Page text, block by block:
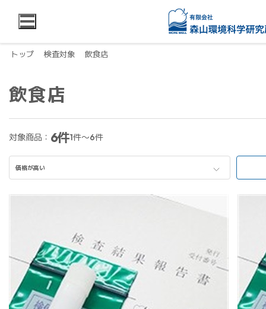
トップ 検査対象 飲食店
飲食店
対象商品： 6件1件～6件
価格が高い